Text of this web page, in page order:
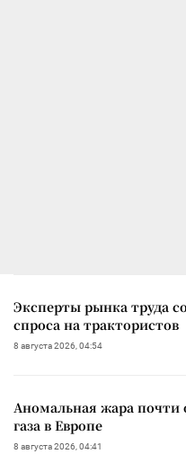
Эксперты рынка труда
спроса на трактористов
8 августа 2026, 04:54
Аномальная жара
газа в Европе
8 августа 2026, 04:41